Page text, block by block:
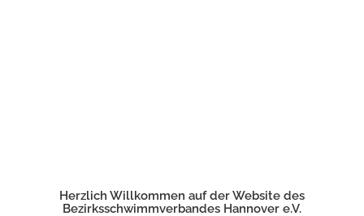
Herzlich Willkommen auf der Website des
Bezirksschwimmverbandes Hannover e.V.